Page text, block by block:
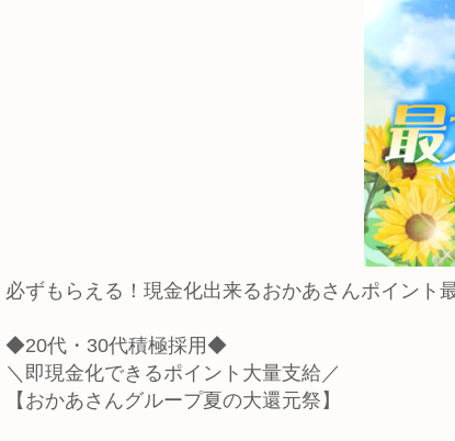
必ずもらえる！現金化出来るおかあさんポイント
◆20代・30代積極採用◆
＼即現金化できるポイント大量支給／
【おかあさんグループ夏の大還元祭】